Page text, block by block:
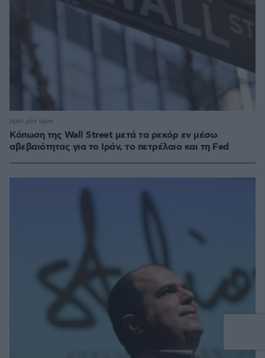
Κόπωση της Wall Street μετά τα ρεκόρ εν μέσω
αβεβαιότητας για το Ιράν, το πετρέλαιο και τη Fed
πριν μία ώρα